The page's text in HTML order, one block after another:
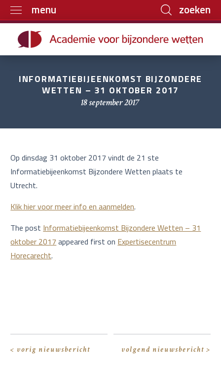
menu zoeken
Home
Boeken
E-learning
Contact
INFORMATIEBIJEENKOMST BIJZONDERE
WETTEN – 31 OKTOBER 2017
18 september 2017
Op dinsdag 31 oktober 2017 vindt de 21 ste
Informatiebijeenkomst Bijzondere Wetten plaats te
Utrecht.
Klik hier voor meer info en aanmelden.
The post Informatiebijeenkomst Bijzondere Wetten – 31
oktober 2017 appeared first on Expertisecentrum
Horecarecht.
< vorig nieuwsbericht volgend nieuwsbericht >